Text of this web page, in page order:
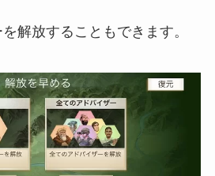
解放することもできます。